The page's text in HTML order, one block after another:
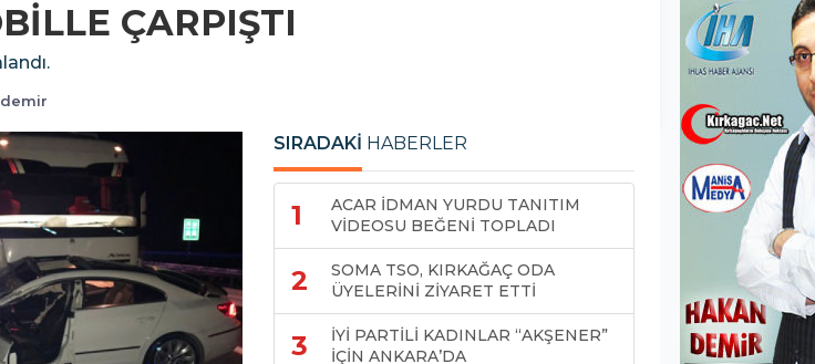
ÇARPIŞTI
SIRADAKİ HABERLER
1
ACAR İDMAN YURDU TANITIM
VİDEOSU BEĞENİ TOPLADI
2
SOMA TSO, KIRKAĞAÇ ODA
ÜYELERİNİ ZİYARET ETTİ
3
İYİ PARTİLİ KADINLAR “AKŞENER”
İÇİN ANKARA’DA